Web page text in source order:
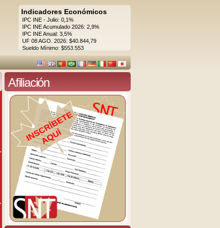
Indicadores Económicos
IPC INE - Julio: 0,1%
IPC INE Acumulado 2026: 2,9%
IPC INE Anual: 3,5%
UF 08 AGO. 2026: $40.844,79
Sueldo Mínimo: $553.553
Afiliación